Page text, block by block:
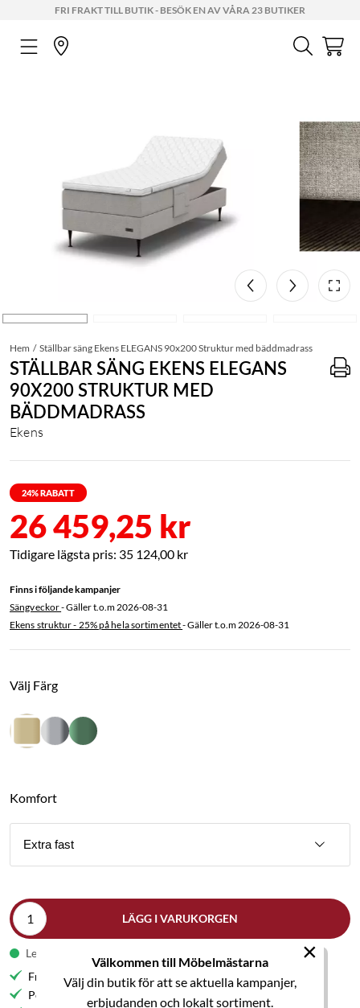
FRI FRAKT TILL BUTIK - BESÖK EN AV VÅRA 23 BUTIKER
Välkommen till Möbelmästarna
Välj din butik för att se aktuella kampanjer,
erbjudanden och lokalt sortiment.
×
Hem Ställbar säng Ekens ELEGANS 90x200 Struktur med bäddmadrass
STÄLLBAR SÄNG EKENS ELEGANS
90X200 STRUKTUR MED
BÄDDMADRASS
Ekens
24% RABATT
26 459,25 kr
35 124,00 kr
Finns i följande kampanjer
Sängveckor- Gäller t.o.m 2026-08-31
Ekens struktur - 25% på hela sortimentet- Gäller t.o.m 2026-08-31
Välj Färg
Komfort
Extra fast
LÄGG I VARUKORGEN
Leveranstid från 9-11 veckor
Fri frakt till butik
Personlig service